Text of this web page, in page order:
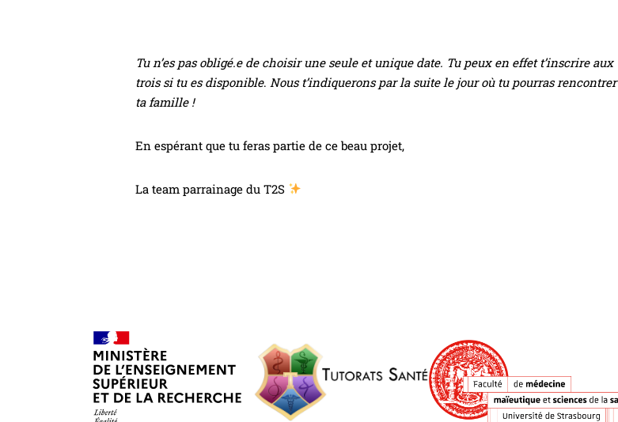
Tu n’es pas obligé.e de choisir une seule et unique date. Tu peux en effet t’inscrire aux
trois si tu es disponible. Nous t’indiquerons par la suite le jour où tu pourras rencontrer
ta famille !
En espérant que tu feras partie de ce beau projet,
La team parrainage du T2S